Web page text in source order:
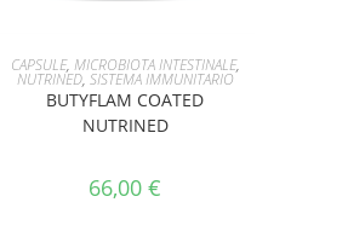
AGGIUNGI AL CARRELLO
CAPSULE, MICROBIOTA INTESTINALE,
NUTRINED, SISTEMA IMMUNITARIO
BUTYFLAM COATED
NUTRINED
66,00 €